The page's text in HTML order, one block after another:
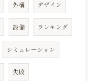
外構 デザイン
設備 ランキング
シミュレーション
失敗